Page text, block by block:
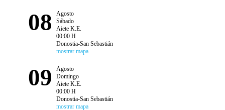
08
Agosto
Sábado
Aiete K.E.
00:00 H
Donostia-San Sebastián
mostrar mapa
09
Agosto
Domingo
Aiete K.E.
00:00 H
Donostia-San Sebastián
mostrar mapa